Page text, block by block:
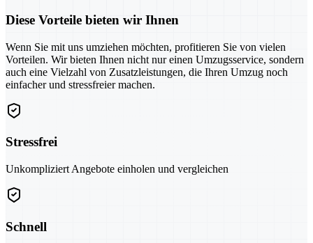
Diese Vorteile bieten wir Ihnen
Wenn Sie mit uns umziehen möchten, profitieren Sie von vielen
Vorteilen. Wir bieten Ihnen nicht nur einen Umzugsservice, sondern
auch eine Vielzahl von Zusatzleistungen, die Ihren Umzug noch
einfacher und stressfreier machen.
Stressfrei
Unkompliziert Angebote einholen und vergleichen
Schnell